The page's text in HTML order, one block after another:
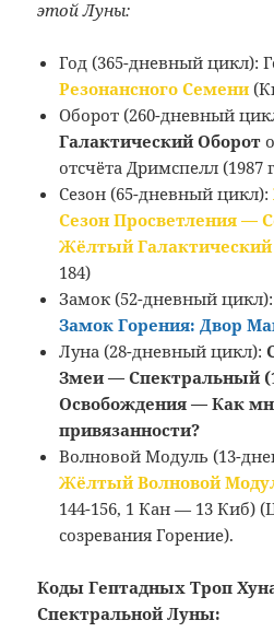
этой Луны:
Год (365-дневный цикл):
Резонансного Семени
Оборот (260-дневный
Галактический Оборот
отсчёта Дримспелл (1987
Сезон (65-дневный цикл):
Сезон Просветления —
Жёлтый Галактический
184)
Замок (52-дневный
Замок Горения: Двор
Луна (28-дневный цикл):
Змеи — Спектральный
Освобождения — Как
привязанности?
Волновой Модуль (13-
Жёлтый Волновой
144-156, 1 Кан — 13 Киб)
созревания Горение).
Коды Гептадных Троп
Спектральной Луны: